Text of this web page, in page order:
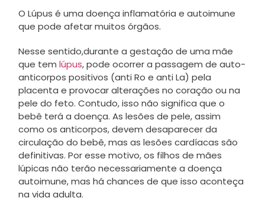
O Lúpus é uma doença inflamatória e autoimune
que pode afetar muitos órgãos.
Nesse sentido,durante a gestação de uma mãe
que tem lúpus, pode ocorrer a passagem de auto-
anticorpos positivos (anti Ro e anti La) pela
placenta e provocar alterações no coração ou na
pele do feto. Contudo, isso não significa que o
bebê terá a doença. As lesões de pele, assim
como os anticorpos, devem desaparecer da
circulação do bebê, mas as lesões cardíacas são
definitivas. Por esse motivo, os filhos de mães
lúpicas não terão necessariamente a doença
autoimune, mas há chances de que isso aconteça
na vida adulta.